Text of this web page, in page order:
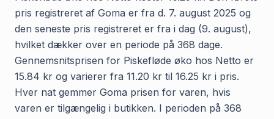
pris registreret af Goma er fra d. 7. august 2025 og
den seneste pris registreret er fra i dag (9. august),
hvilket dækker over en periode på 368 dage.
Gennemsnitsprisen for Piskefløde øko hos Netto er
15.84 kr og varierer fra 11.20 kr til 16.25 kr i pris.
Hver nat gemmer Goma prisen for varen, hvis
varen er tilgængelig i butikken. I perioden på 368